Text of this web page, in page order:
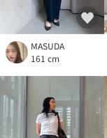
MASUDA
161 cm